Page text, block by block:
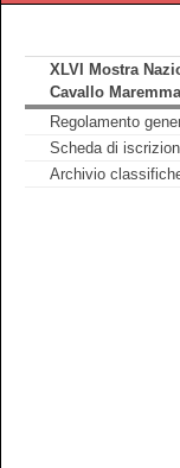
XLVI Mostra
Cavallo
Regolamento
Scheda di
Archivio